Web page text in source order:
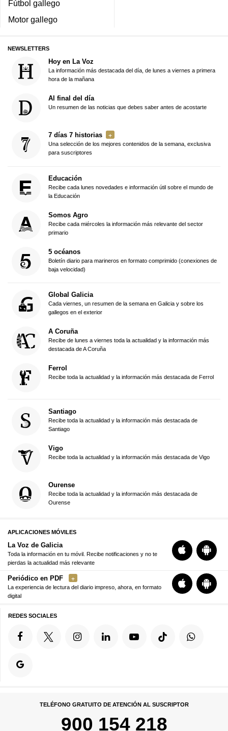
Fútbol gallego
Motor gallego
NEWSLETTERS
Hoy en La Voz
La información más destacada del día, de lunes a viernes a primera
hora de la mañana
Al final del día
Un resumen de las noticias que debes saber antes de acostarte
7 días 7 historias
Una selección de los mejores contenidos de la semana, exclusiva
para suscriptores
Educación
Recibe cada lunes novedades e información útil sobre el mundo de
la Educación
Somos Agro
Recibe cada miércoles la información más relevante del sector
primario
5 océanos
Boletín diario para marineros en formato comprimido (conexiones de
baja velocidad)
Global Galicia
Cada viernes, un resumen de la semana en Galicia y sobre los
gallegos en el exterior
A Coruña
Recibe de lunes a viernes toda la actualidad y la información más
destacada de A Coruña
Ferrol
Recibe toda la actualidad y la información más destacada de Ferrol
Santiago
Recibe toda la actualidad y la información más destacada de
Santiago
Vigo
Recibe toda la actualidad y la información más destacada de Vigo
Ourense
Recibe toda la actualidad y la información más destacada de
Ourense
APLICACIONES MÓVILES
La Voz de Galicia
Toda la información en tu móvil. Recibe notificaciones y no te
pierdas la actualidad más relevante
Periódico en PDF
La experiencia de lectura del diario impreso, ahora, en formato
digital
REDES SOCIALES
TELÉFONO GRATUITO DE ATENCIÓN AL SUSCRIPTOR
900 154 218